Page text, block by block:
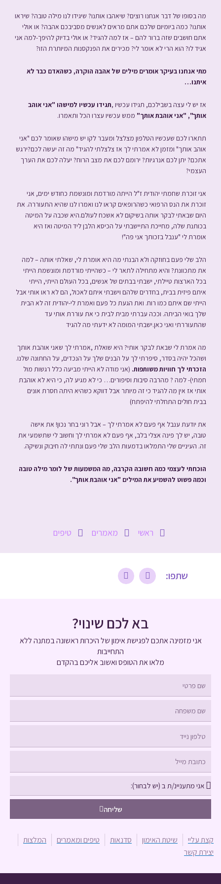
מה בסופו של דבר אנחנו רוצים? שיאהבו אותנו? שיגידו לנו מילה טובה? שיראו
אותנו? כמה ביומיום שלכם אתם מראים לאנשים מסביבכם אהבה? או אולי
אתם חושבים שזה ברור להם – אז למה להגיד? או אולי בדיוק להיפך-למה אני
אגיד לו? הוא הרי לא אומר לי? מכירים את הפנקסנות המיותרת הזו?
מתי אנחנו בעיקר אומרים מילים של אהבה הוקרה, כשהאדם כבר לא
איתנו…
אז יש לי עצה בשבילכם, תגידו עכשיו ,תגידו עכשיו למישהו "אני אוהב
אותך", "אני אוהבת אותך" ממש עכשיו עצרו הכל ותאמרו.
תתארו לכם שעכשיו הטלפון מצלצל ומעבר לקו יש מישהו שאומר לכם "אני
אוהב אותך" ומזמן לא אמרתי לך אז צלצלתי להגיד" מה זה יעשה לכם?ירגש
אתכם? יתן לכם אנרגיות? ירומם לכם את מצב הרוח? יעלה לכם את הערך
העצמי?
אני זוכרת שחמתי יהודית ז"ל הייתה מורדמת ומונשמת כחודש ימים, אני
זוכרת את הנס הרפואי כשהרופאים קראו לנו ואמרו לנו שהיא התעוררה. את
היום שבאתי לבקר אותה בשיקום לא אשכח לעולם.היא שכבה על המיטה
בכותנת שלה, מחייכת התיישבתי על הכיסא הלבן ליד המיטה ואז היא
אומרת לי "ענבל בזכותך אני פה"!
הלב שלי פעם בחוזקה ולא הבנתי מה היא אומרת לי, שאלתי אותה – למה
את מתכוונת? והיא מתחילה לתאר לי – כשהייתי מורדמת ומונשמת הייתי
בכל הארצות טיילתי, ישבתי בבתים של אנשים, בכל העולם הייתי, הייתי
איתם פיזית בבית, בחדרים שלהם וישבתי איתם לאכול, הם לא ראו אותי אבל
הייתי שם איתם כמו רוח. ואת הגעת כל פעם ואמרת לי-יהודית זה לא הבית
שלך בואי הביתה. וככה עברתי מבית לבית כי את עוררת אותי עד
שהתעוררתי ואני כאן.ישבתי המומה לא ידעתי מה להגיד
מה אמרת לי שבאת לבקר אותי? היא שואלת ,אמרתי לך שאני אוהבת אותך
ושהכל יהיה בסדר, סיפרתי לך על הבנים שלך על הנכדים, על החתונה שלנו.
הזכרתי לך חוויות משותפות. (אני מודה לא הייתי מביעה כלל רגשות מול
חמתי)- למה ? מהרבה סיבות וסיפורים… כי לא מגיע לה, כי היא לא אוהבת
אותי אז אין מה להגיד כי זה מיותר אבל דווקא כשהיא היתה חסרת אונים
בבית חולים התחלתי להיפתח)
את יודעת ענבל אף פעם לא אמרתי לך – אבל רוני בחר נכון! את אישה
טובה, יש לך פינה אצלי בלב, אף פעם לא אמרתי לך וחשוב לי שתשמעי את
זה. העיניים שלי התמלאו בדמעות הלב שלי פעם ונתתי לה חיבוק ונשיקה.
הוכחתי לעצמי כמה חשובה הקרבה, מה המשמעות של לומר מילה טובה
וכמה פשוט להשמיע את המילים "אני אוהבת אותך".
ראשי מאמרים טיפים
שתפו:
בא לכם שינוי?
אני מזמינה אתכם לפגישת אימון של היכרות ראשונה במתנהללא
התחייבות
מלאו את הטופס ואשוב אליכם בהקדם
פרטי
משפחה
נייד
מייל
בחירה
שליחה
קצת עליי שיטת האימון סדנאות טיפים ומאמרים
המלצות
יצירת קשר